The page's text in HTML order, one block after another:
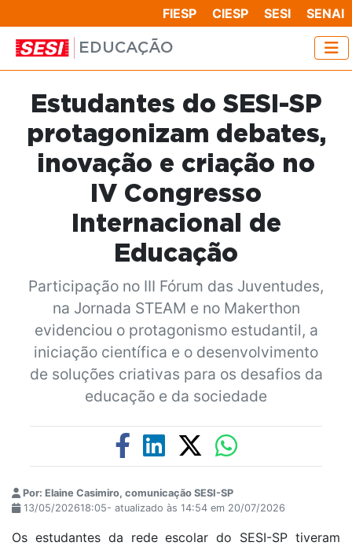
FIESP CIESP SESI SENAI
EDUCAÇÃO
Estudantes do SESI-SP
protagonizam debates,
inovação e criação no
IV Congresso
Internacional de
Educação
Participação no III Fórum das Juventudes,
na Jornada STEAM e no Makerthon
evidenciou o protagonismo estudantil, a
iniciação científica e o desenvolvimento
de soluções criativas para os desafios da
educação e da sociedade
Por: Elaine Casimiro, comunicação SESI-SP
13/05/202618:05- atualizado às 14:54 em 20/07/2026
Os estudantes da rede escolar do SESI-SP tiveram